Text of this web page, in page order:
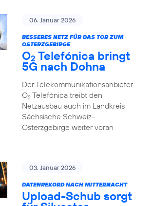
06. Januar 2026
BESSERES NETZ FÜR DAS TOR ZUM
OSTERZGEBIRGE
O2 Telefónica bringt
5G nach Dohna
Der Telekommunikationsanbieter
O2Telefónica treibt den
Netzausbau auch im Landkreis
Sächsische Schweiz-
Osterzgebirge weiter voran
03. Januar 2026
DATENREKORD NACH MITTERNACHT
Upload-Schub sorgt